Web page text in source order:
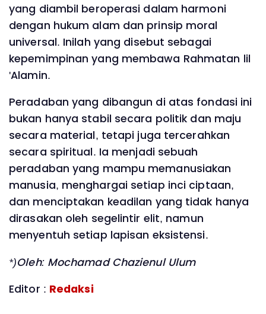
yang diambil beroperasi dalam harmoni
dengan hukum alam dan prinsip moral
universal. Inilah yang disebut sebagai
kepemimpinan yang membawa Rahmatan lil
'Alamin.
Peradaban yang dibangun di atas fondasi ini
bukan hanya stabil secara politik dan maju
secara material, tetapi juga tercerahkan
secara spiritual. Ia menjadi sebuah
peradaban yang mampu memanusiakan
manusia, menghargai setiap inci ciptaan,
dan menciptakan keadilan yang tidak hanya
dirasakan oleh segelintir elit, namun
menyentuh setiap lapisan eksistensi.
*)Oleh: Mochamad Chazienul Ulum
Editor : Redaksi